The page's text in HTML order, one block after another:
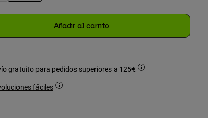
Añadir al carrito
gratuito para pedidos superiores a 125€
fáciles